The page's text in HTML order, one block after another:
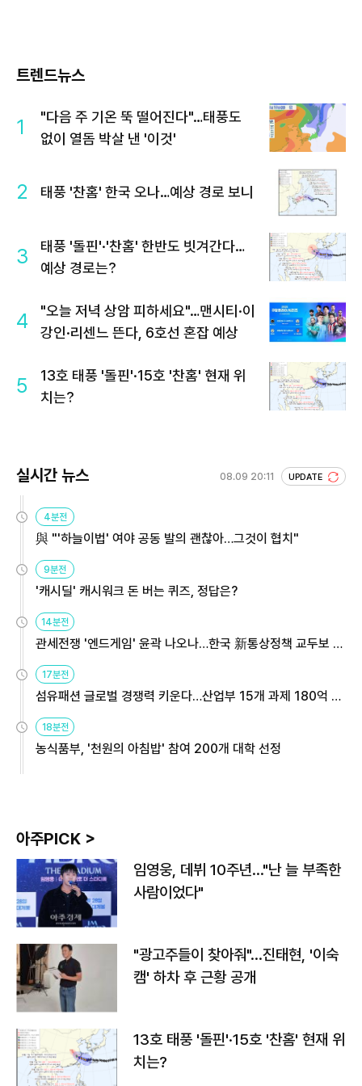
트렌드뉴스
1
"다음 주 기온 뚝 떨어진다"…태풍도
없이 열돔 박살 낸 '이것'
2 태풍 '찬홈' 한국 오나…예상 경로 보니
3
태풍 '돌핀'·'찬홈' 한반도 빗겨간다…
예상 경로는?
4
"오늘 저녁 상암 피하세요"…맨시티·이
강인·리센느 뜬다, 6호선 혼잡 예상
5
13호 태풍 '돌핀'·15호 '찬홈' 현재 위
치는?
실시간 뉴스 08.09 20:11 UPDATE
4분전
與 "'하늘이법' 여야 공동 발의 괜찮아…그것이 협치"
9분전
'캐시딜' 캐시워크 돈 버는 퀴즈, 정답은?
14분전
관세전쟁 '엔드게임' 윤곽 나오나…한국 新통상정책 교두보 활
용해야
17분전
섬유패션 글로벌 경쟁력 키운다…산업부 15개 과제 180억 지
원
18분전
농식품부, '천원의 아침밥' 참여 200개 대학 선정
아주PICK >
임영웅, 데뷔 10주년…"난 늘 부족한
사람이었다"
"광고주들이 찾아줘"…진태현, '이숙
캠' 하차 후 근황 공개
13호 태풍 '돌핀'·15호 '찬홈' 현재 위
치는?